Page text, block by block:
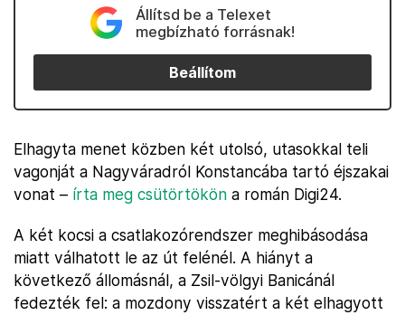
Állítsd be a Telexet
megbízható forrásnak!
Beállítom
Elhagyta menet közben két utolsó, utasokkal teli
vagonját a Nagyváradról Konstancába tartó éjszakai
vonat – írta meg csütörtökön a román Digi24.
A két kocsi a csatlakozórendszer meghibásodása
miatt válhatott le az út felénél. A hiányt a
következő állomásnál, a Zsil-völgyi Banicánál
fedezték fel: a mozdony visszatért a két elhagyott